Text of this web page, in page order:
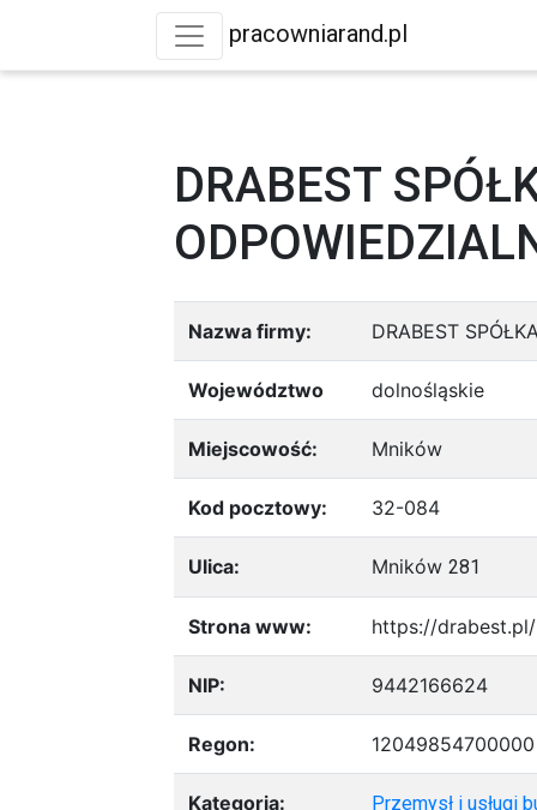
pracowniarand.pl
DRABEST
Nazwa firmy: DRABEST
Województwo dolnośląskie
Miejscowość: Mników
Kod pocztowy: 32-084
Ulica: Mników 281
Strona www: https://
NIP: 9442166624
Regon: 12049854700000
Kategoria: Przemysł i usługi